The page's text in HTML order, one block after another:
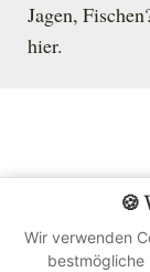
Jagen,
hier.
SPARE 62
11 E-Books +
🍪
Wir verwenden